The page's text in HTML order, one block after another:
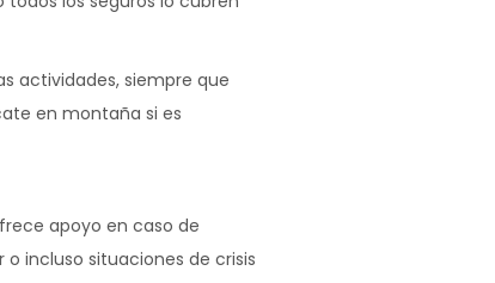
actividades, siempre que
en montaña si es
apoyo en caso de
incluso situaciones de crisis